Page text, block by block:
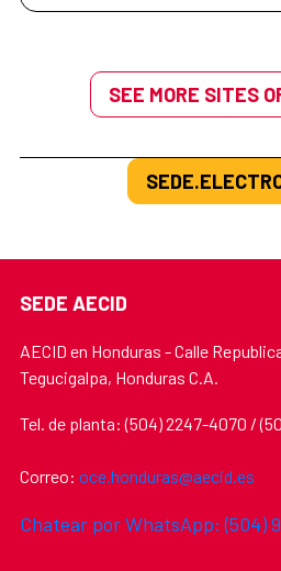
SEE MORE SITES
SEDE AECID
AECID en Honduras - Calle
Tegucigalpa, Honduras C.A.
Tel. de planta: (504) 2247-4070 /
Correo: oce.honduras@aecid.es
Chatear por WhatsApp: (504)